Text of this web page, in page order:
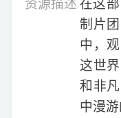
制片
中，
这世
和非
中漫游